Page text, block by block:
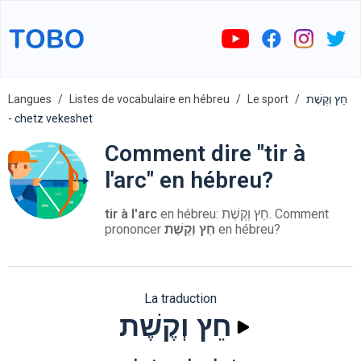
Langues Listes de vocabulaire en hébreu Le sport
חֵץ וְקֶשֶׁת
- chetz vekeshet
Comment dire "tir à
l'arc" en hébreu?
tir à l'arc en hébreu: חֵץ וְקֶשֶׁת. Comment
prononcer חֵץ וְקֶשֶׁת en hébreu?
La traduction
חֵץ וְקֶשֶׁת